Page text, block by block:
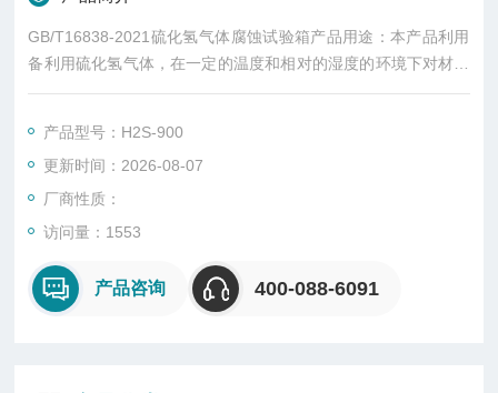
GB/T16838-2021硫化氢气体腐蚀试验箱产品用途：本产品利用
备利用硫化氢气体，在一定的温度和相对的湿度的环境下对材料
或产品进行加速腐蚀，重现材料或产品在一定时间范围内所遭受
力，以及相似防护层的工艺质量比较，也可以用来考核某些产品
抗硫化氢腐蚀的能力。
产品型号：H2S-900
更新时间：2026-08-07
厂商性质：
访问量：1553
产品咨询 400-088-6091